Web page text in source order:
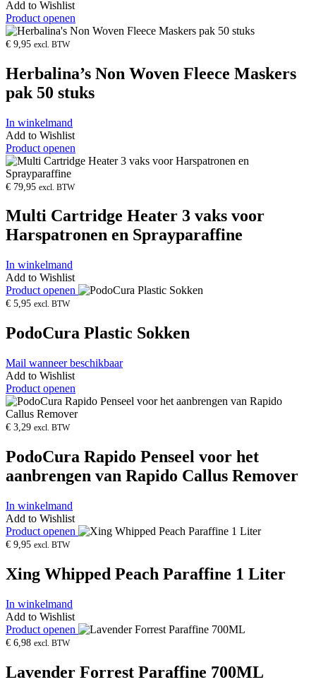
Add to Wishlist
Product openen
€ 9,95 excl. BTW
Herbalina’s Non Woven Fleece Maskers
pak 50 stuks
In winkelmand
Add to Wishlist
Product openen
€ 79,95 excl. BTW
Multi Cartridge Heater 3 vaks voor
Harspatronen en Sprayparaffine
In winkelmand
Add to Wishlist
Product openen
€ 5,95 excl. BTW
PodoCura Plastic Sokken
Mail wanneer beschikbaar
Add to Wishlist
Product openen
€ 3,29 excl. BTW
PodoCura Rapido Penseel voor het
aanbrengen van Rapido Callus Remover
In winkelmand
Add to Wishlist
Product openen
€ 9,95 excl. BTW
Xing Whipped Peach Paraffine 1 Liter
In winkelmand
Add to Wishlist
Product openen
€ 6,98 excl. BTW
Lavender Forrest Paraffine 700ML